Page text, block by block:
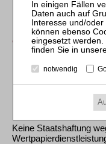
ZBB 1999, 390
OLG Düsseldorf, Urt.
Immobilienfonds
(LS)
ZBB 1999, 391
LG Bonn, Urt. v.
Keine Staatshaftung
notwendig